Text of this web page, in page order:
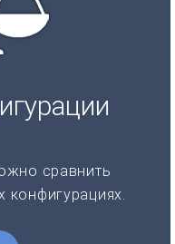
сравнить